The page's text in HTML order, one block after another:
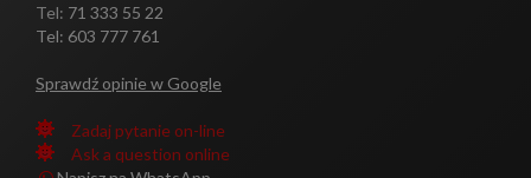
Tel: 71 333 55 22
Tel: 603 777 761
Sprawdź opinie w Google
Zadaj pytanie on-line
Ask a question online